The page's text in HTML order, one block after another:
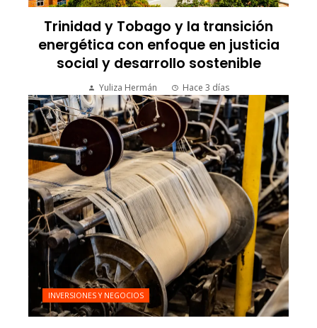
Trinidad y Tobago y la transición
energética con enfoque en justicia
social y desarrollo sostenible
Yuliza Hermán Hace 3 días
INVERSIONES Y NEGOCIOS